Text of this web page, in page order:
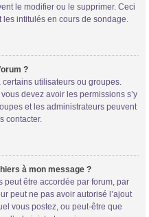
le modifier ou le supprimer. Ceci
intitulés en cours de sondage.
?
utilisateurs ou groupes.
devez avoir les permissions s’y
et les administrateurs peuvent
contacter.
à mon message ?
peut être accordée par forum, par
peut ne pas avoir autorisé l’ajout
vous postez, ou peut-être que